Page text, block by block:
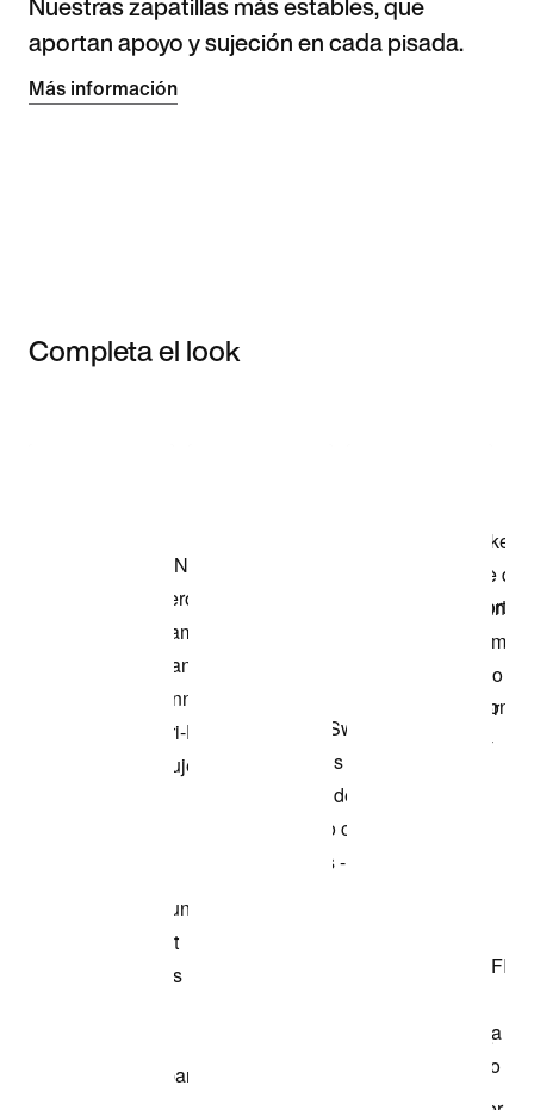
aportan apoyo y sujeción en cada pisada.
Más información
Completa el look